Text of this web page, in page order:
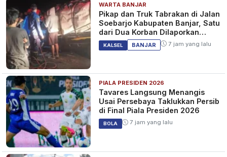
WARTA BANJAR
Pikap dan Truk Tabrakan di Jalan
Soebarjo Kabupaten Banjar, Satu
dari Dua Korban Dilaporkan
Tewas
KALSEL BANJAR 7 jam yang lalu
PIALA PRESIDEN 2026
Tavares Langsung Menangis
Usai Persebaya Taklukkan Persib
di Final Piala Presiden 2026
BOLA 7 jam yang lalu